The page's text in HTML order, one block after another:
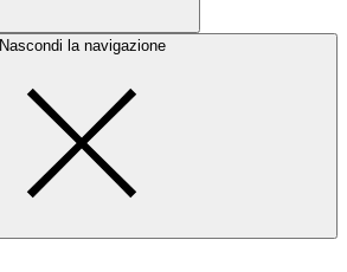
Nascondi la navigazione